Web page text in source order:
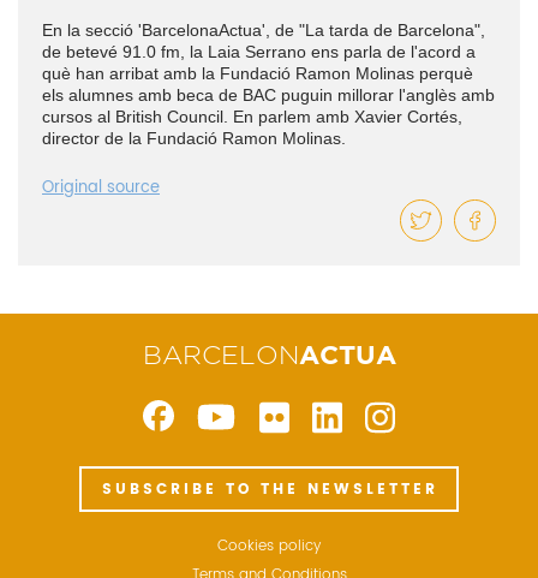
En la secció 'BarcelonaActua', de "La tarda de Barcelona",
de betevé 91.0 fm, la Laia Serrano ens parla de l'acord a
què han arribat amb la Fundació Ramon Molinas perquè
els alumnes amb beca de BAC puguin millorar l'anglès amb
cursos al British Council. En parlem amb Xavier Cortés,
director de la Fundació Ramon Molinas.
Original source
BARCELON ACTUA
SUBSCRIBE TO THE NEWSLETTER
Cookies policy